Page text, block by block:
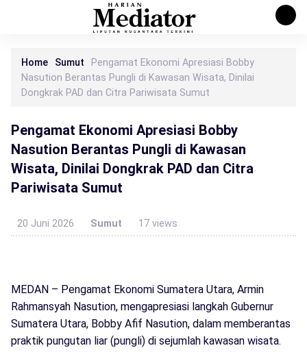
Home Sumut
Pengamat Ekonomi Apresiasi Bobby
Nasution Berantas Pungli di Kawasan Wisata, Dinilai
Dongkrak PAD dan Citra Pariwisata Sumut
Pengamat Ekonomi Apresiasi Bobby
Nasution Berantas Pungli di Kawasan
Wisata, Dinilai Dongkrak PAD dan Citra
Pariwisata Sumut
20 Juni 2026 Sumut 17 views
MEDAN – Pengamat Ekonomi Sumatera Utara, Armin
Rahmansyah Nasution, mengapresiasi langkah Gubernur
Sumatera Utara, Bobby Afif Nasution, dalam memberantas
praktik pungutan liar (pungli) di sejumlah kawasan wisata.